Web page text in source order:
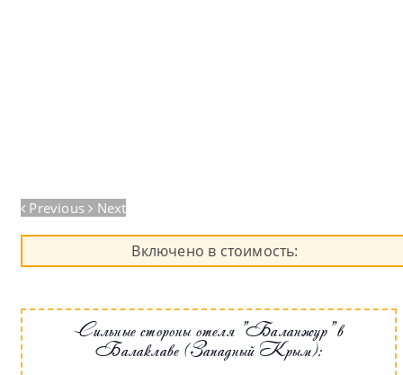
Previous Next
Включено в стоимость:
Сильные стороны отеля "Баланжур" в
Балаклаве (Западный Крым):